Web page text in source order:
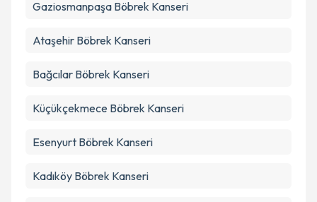
Gaziosmanpaşa Böbrek Kanseri
Ataşehir Böbrek Kanseri
Bağcılar Böbrek Kanseri
Küçükçekmece Böbrek Kanseri
Esenyurt Böbrek Kanseri
Kadıköy Böbrek Kanseri